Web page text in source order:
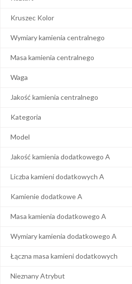
Kruszec Kolor
Wymiary kamienia centralnego
Masa kamienia centralnego
Waga
Jakość kamienia centralnego
Kategoria
Model
Jakość kamienia dodatkowego A
Liczba kamieni dodatkowych A
Kamienie dodatkowe A
Masa kamienia dodatkowego A
Wymiary kamienia dodatkowego A
Łączna masa kamieni dodatkowych
Nieznany Atrybut